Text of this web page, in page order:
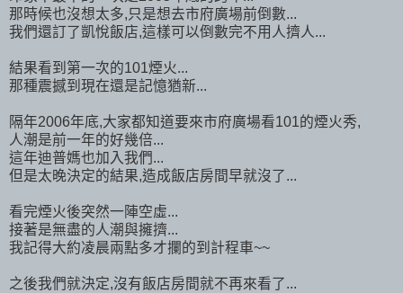
那時候也沒想太多,只是想去市府廣場前倒數...
我們還訂了凱悅飯店,這樣可以倒數完不用人擠人...
結果看到第一次的101煙火...
那種震撼到現在還是記憶猶新...
隔年2006年底,大家都知道要來市府廣場看101的煙火秀,
人潮是前一年的好幾倍...
這年迪普媽也加入我們...
但是太晚決定的結果,造成飯店房間早就沒了...
看完煙火後突然一陣空虛...
接著是無盡的人潮與擁擠...
我記得大約凌晨兩點多才攔的到計程車~~
之後我們就決定,沒有飯店房間就不再來看了...